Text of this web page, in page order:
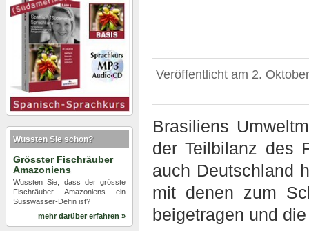
Veröffentlicht am 2.
Brasiliens
der Teilbilanz des
auch Deutschland
mit denen zum
beigetragen und
Wussten Sie schon?
Grösster Fischräuber
Amazoniens
Wussten Sie, dass der grösste
Fischräuber Amazoniens ein
Süsswasser-Delfin ist?
mehr darüber erfahren »